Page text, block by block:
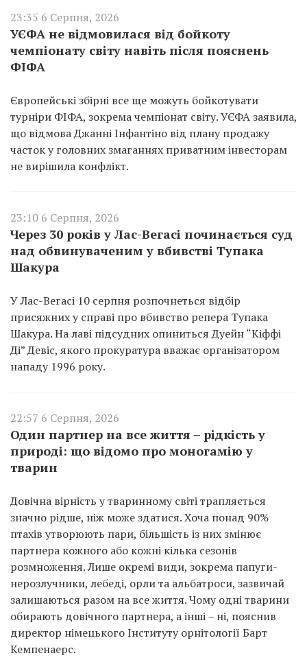
23:35 6 Серпня, 2026
УЄФА не відмовилася від бойкоту
чемпіонату світу навіть після пояснень
ФІФА
Європейські збірні все ще можуть бойкотувати
турніри ФІФА, зокрема чемпіонат світу. УЄФА заявила,
що відмова Джанні Інфантіно від плану продажу
часток у головних змаганнях приватним інвесторам
не вирішила конфлікт.
23:10 6 Серпня, 2026
Через 30 років у Лас-Вегасі починається суд
над обвинуваченим у вбивстві Тупака
Шакура
У Лас-Вегасі 10 серпня розпочнеться відбір
присяжних у справі про вбивство репера Тупака
Шакура. На лаві підсудних опиниться Дуейн “Кіффі
Ді” Девіс, якого прокуратура вважає організатором
нападу 1996 року.
22:57 6 Серпня, 2026
Один партнер на все життя – рідкість у
природі: що відомо про моногамію у
тварин
Довічна вірність у тваринному світі трапляється
значно рідше, ніж може здатися. Хоча понад 90%
птахів утворюють пари, більшість із них змінює
партнера кожного або кожні кілька сезонів
розмноження. Лише окремі види, зокрема папуги-
нерозлучники, лебеді, орли та альбатроси, зазвичай
залишаються разом на все життя. Чому одні тварини
обирають довічного партнера, а інші – ні, пояснив
директор німецького Інституту орнітології Барт
Кемпенаерс.